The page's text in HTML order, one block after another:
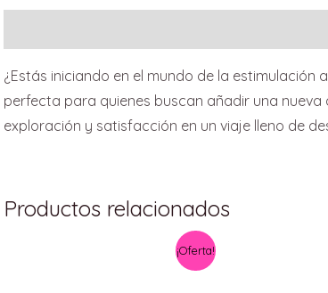
¿Estás iniciando en el mundo de la estimulación
perfecta para quienes buscan añadir una
exploración y satisfacción en un viaje lleno de
Productos relacionados
¡Oferta!